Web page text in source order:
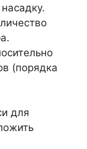
(порядка
для